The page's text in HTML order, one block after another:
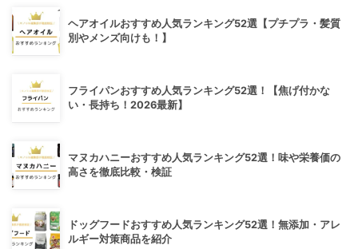
ヘアオイルおすすめ人気ランキング52選【プチプラ・髪質
別やメンズ向けも！】
フライパンおすすめ人気ランキング52選！【焦げ付かな
い・長持ち！2026最新】
マヌカハニーおすすめ人気ランキング52選！味や栄養価の
高さを徹底比較・検証
ドッグフードおすすめ人気ランキング52選！無添加・アレ
ルギー対策商品を紹介